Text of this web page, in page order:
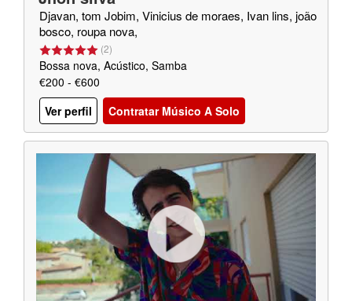
Djavan, tom Jobim, Vinicius de moraes, Ivan lins, joão
bosco, roupa nova,
(2)
Bossa nova, Acústico, Samba
€200 - €600
Ver perfil
Contratar Músico A Solo